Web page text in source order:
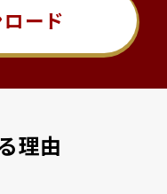
ード
理由